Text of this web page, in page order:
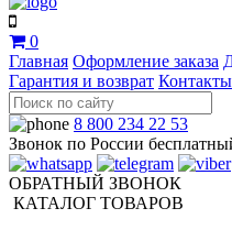
0
Главная Оформление заказа
Гарантия и возврат Контакты
8 800 234 22 53
Звонок по России
ОБРАТНЫЙ ЗВОНОК
КАТАЛОГ ТОВАРОВ